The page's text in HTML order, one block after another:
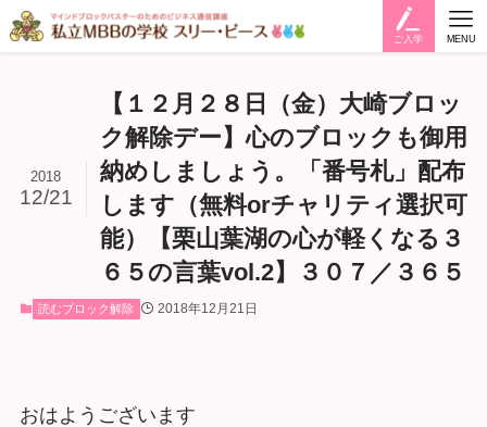
ご入学 MENU
【１２月２８日（金）大崎ブロッ
ク解除デー】心のブロックも御用
納めしましょう。「番号札」配布
します（無料orチャリティ選択可
能）【栗山葉湖の心が軽くなる３
６５の言葉vol.2】３０７／３６５
2018
12/21
読むブロック解除 2018年12月21日
おはようございます